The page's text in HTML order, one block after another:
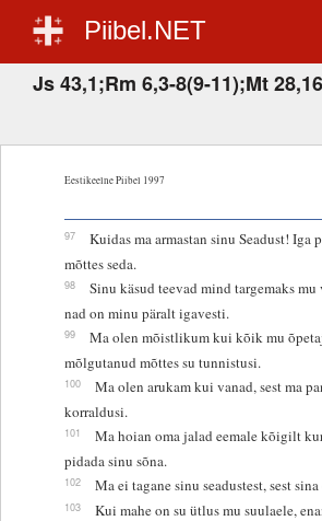
Piibel.NET
Js 43,1;Rm 6,3-8(9-11);Mt
Eestikeelne Piibel 1997
97
Kuidas ma armastan sinu Seadust! Iga
mõttes seda.
98
Sinu käsud teevad mind targemaks mu
nad on minu päralt igavesti.
99
Ma olen mõistlikum kui kõik mu
mõlgutanud mõttes su tunnistusi.
100
Ma olen arukam kui vanad, sest ma
korraldusi.
101
Ma hoian oma jalad eemale kõigilt
pidada sinu sõna.
102 Ma ei tagane sinu seadustest, sest
103
Kui mahe on su ütlus mu suulaele,